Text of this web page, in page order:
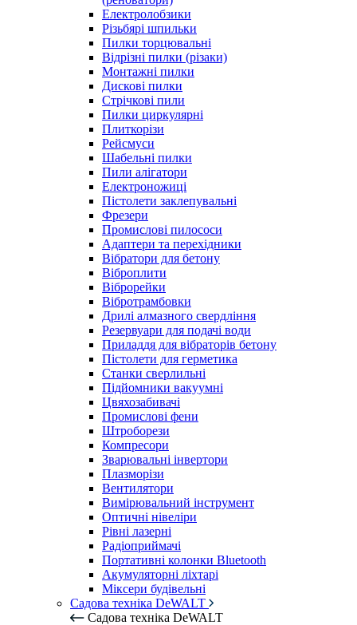
Електролобзики
Різьбярі шпильки
Пилки торцювальні
Відрізні пилки (різаки)
Монтажні пилки
Дискові пилки
Стрічкові пили
Пилки циркулярні
Плиткорізи
Рейсмуси
Шабельні пилки
Пили алігатори
Електроножиці
Пістолети заклепувальні
Фрезери
Промислові пилососи
Адаптери та перехідники
Вібратори для бетону
Віброплити
Віброрейки
Вібротрамбовки
Дрилі алмазного свердління
Резервуари для подачі води
Приладдя для вібраторів бетону
Пістолети для герметика
Станки сверлильні
Підйомники вакуумні
Цвяхозабивачі
Промислові фени
Штроборези
Компресори
Зварювальні інвертори
Плазморізи
Вентилятори
Вимірювальний інструмент
Оптичні нівеліри
Рівні лазерні
Радіоприймачі
Портативні колонки Bluetooth
Акумуляторні ліхтарі
Міксери будівельні
Садова техніка DeWALT
Садова техніка DeWALT